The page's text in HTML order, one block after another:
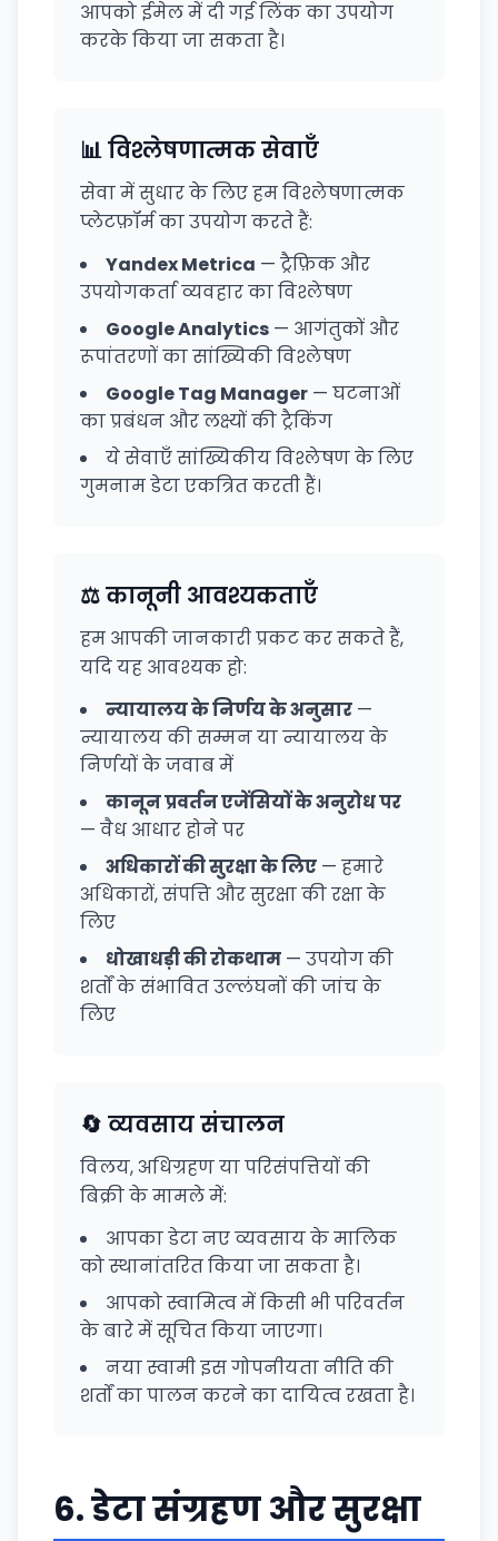
आपको ईमेल में दी गई लिंक का उपयोग
करके किया जा सकता है।
📊 विश्लेषणात्मक सेवाएँ
सेवा में सुधार के लिए हम विश्लेषणात्मक
प्लेटफ़ॉर्म का उपयोग करते हैं:
Yandex Metrica — ट्रैफ़िक और
उपयोगकर्ता व्यवहार का विश्लेषण
Google Analytics — आगंतुकों और
रूपांतरणों का सांख्यिकी विश्लेषण
Google Tag Manager — घटनाओं
का प्रबंधन और लक्ष्यों की ट्रैकिंग
ये सेवाएँ सांख्यिकीय विश्लेषण के लिए
गुमनाम डेटा एकत्रित करती हैं।
⚖️ कानूनी आवश्यकताएँ
हम आपकी जानकारी प्रकट कर सकते हैं,
यदि यह आवश्यक हो:
न्यायालय के निर्णय के अनुसार —
न्यायालय की सम्मन या न्यायालय के
निर्णयों के जवाब में
कानून प्रवर्तन एजेंसियों के अनुरोध पर
— वैध आधार होने पर
अधिकारों की सुरक्षा के लिए — हमारे
अधिकारों, संपत्ति और सुरक्षा की रक्षा के
लिए
धोखाधड़ी की रोकथाम — उपयोग की
शर्तों के संभावित उल्लंघनों की जांच के
लिए
🔄 व्यवसाय संचालन
विलय, अधिग्रहण या परिसंपत्तियों की
बिक्री के मामले में:
आपका डेटा नए व्यवसाय के मालिक
को स्थानांतरित किया जा सकता है।
आपको स्वामित्व में किसी भी परिवर्तन
के बारे में सूचित किया जाएगा।
नया स्वामी इस गोपनीयता नीति की
शर्तों का पालन करने का दायित्व रखता है।
6.डेटा संग्रहण और सुरक्षा